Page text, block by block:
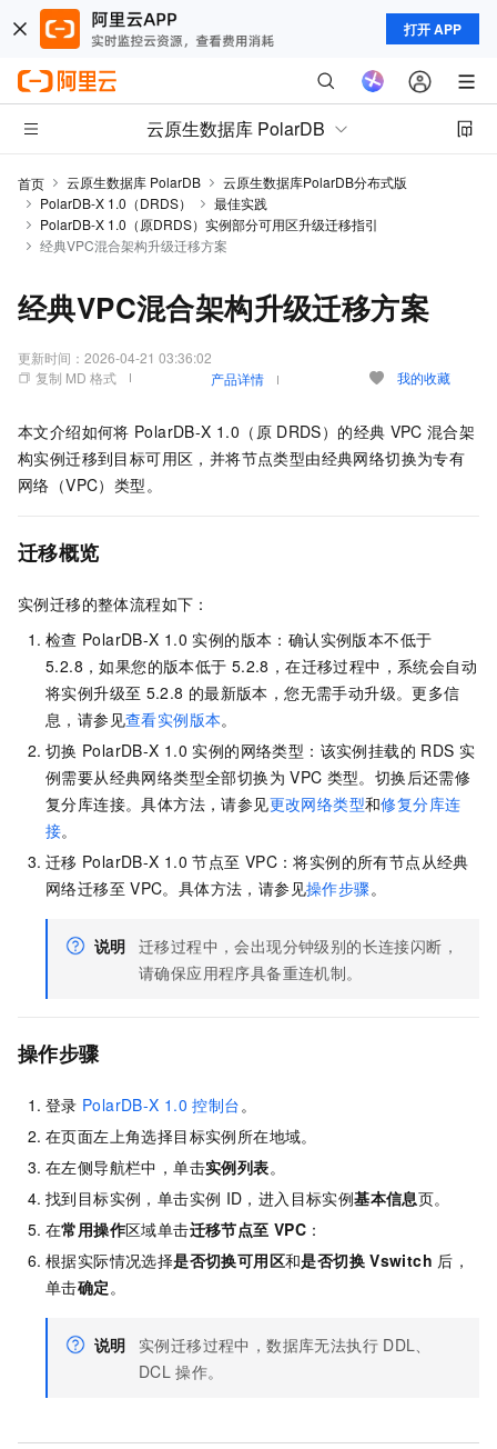
打开 APP
云原生数据库 PolarDB
首页 云原生数据库 PolarDB
云原生数据库PolarDB分布式版
PolarDB-X 1.0（DRDS）
最佳实践
PolarDB-X 1.0（原DRDS）实例部分可用区升级迁移指引
经典VPC混合架构升级迁移方案
经典VPC混合架构升级迁移方案
更新时间： 2026-04-21 03:36:02
复制 MD 格式
产品详情 我的收藏
本文介绍如何将 PolarDB-X 1.0 （原 DRDS）的经典 VPC 混合架
构实例迁移到目标可用区，并将节点类型由经典网络切换为专有
网络（VPC）类型。
迁移概览
实例迁移的整体流程如下：
检查 PolarDB-X 1.0 实例的版本：确认实例版本不低于
5.2.8，如果您的版本低于 5.2.8，在迁移过程中，系统会自动
将实例升级至 5.2.8 的最新版本，您无需手动升级。更多信
息，请参见查看实例版本。
切换 PolarDB-X 1.0 实例的网络类型：该实例挂载的 RDS 实
例需要从经典网络类型全部切换为 VPC 类型。切换后还需修
复分库连接。具体方法，请参见更改网络类型和修复分库连
接。
迁移 PolarDB-X 1.0 节点至 VPC：将实例的所有节点从经典
网络迁移至 VPC。具体方法，请参见操作步骤。
说明 迁移过程中，会出现分钟级别的长连接闪断，
请确保应用程序具备重连机制。
操作步骤
登录 PolarDB-X 1.0 控制台。
在页面左上角选择目标实例所在地域。
在左侧导航栏中，单击实例列表。
找到目标实例，单击实例 ID，进入目标实例基本信息页。
在常用操作区域单击迁移节点至 VPC ：
根据实际情况选择是否切换可用区和是否切换 Vswitch 后，
单击确定。
说明 实例迁移过程中，数据库无法执行 DDL、
DCL 操作。